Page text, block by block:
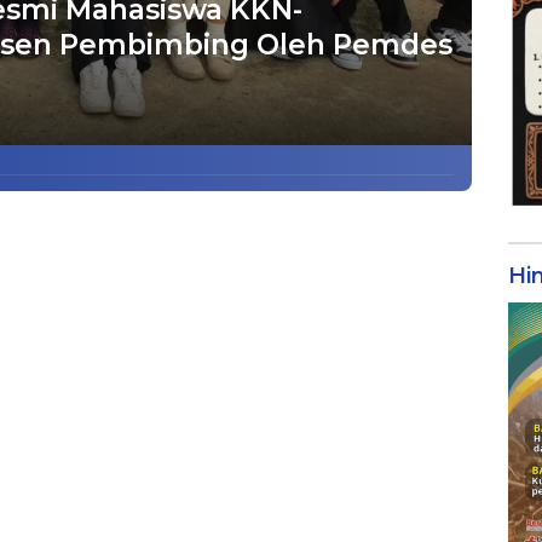
Mahasiswa KKN-
Pembimbing Oleh Pemdes